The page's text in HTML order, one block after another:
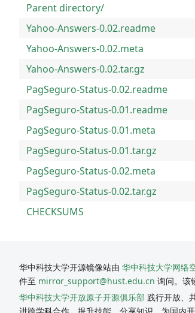
Parent directory/
Yahoo-Answers-0.02.readme
Yahoo-Answers-0.02.meta
Yahoo-Answers-0.02.tar.gz
PagSeguro-Status-0.02.readme
PagSeguro-Status-0.01.readme
PagSeguro-Status-0.01.meta
PagSeguro-Status-0.01.tar.gz
PagSeguro-Status-0.02.meta
PagSeguro-Status-0.02.tar.gz
CHECKSUMS
华中科技大学开源镜像站由 华中科技大学网络
件至 mirror_support@hust.edu.cn 询问。该
华中科技大学开放原子开源俱乐部 践行开放、